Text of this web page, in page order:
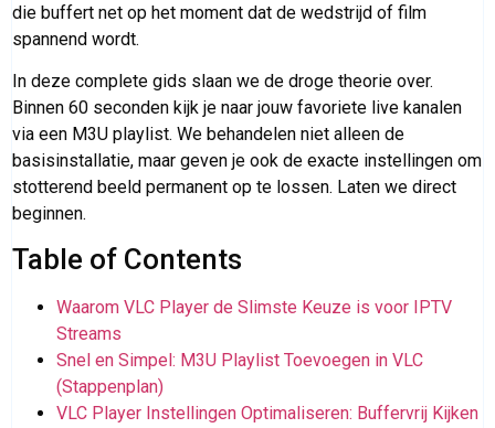
die buffert net op het moment dat de wedstrijd of film
spannend wordt.
In deze complete gids slaan we de droge theorie over.
Binnen 60 seconden kijk je naar jouw favoriete live kanalen
via een M3U playlist. We behandelen niet alleen de
basisinstallatie, maar geven je ook de exacte instellingen om
stotterend beeld permanent op te lossen. Laten we direct
beginnen.
Table of Contents
Waarom VLC Player de Slimste Keuze is voor IPTV
Streams
Snel en Simpel: M3U Playlist Toevoegen in VLC
(Stappenplan)
VLC Player Instellingen Optimaliseren: Buffervrij Kijken